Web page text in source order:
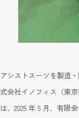
アシストスーツを製造
式会社イノフィス（東
は、2025 年 5 月、有限